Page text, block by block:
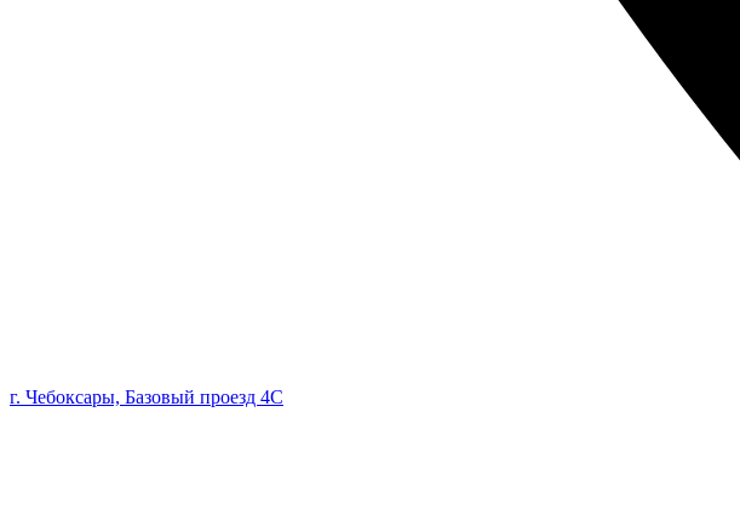
г. Чебоксары, Базовый проезд 4С